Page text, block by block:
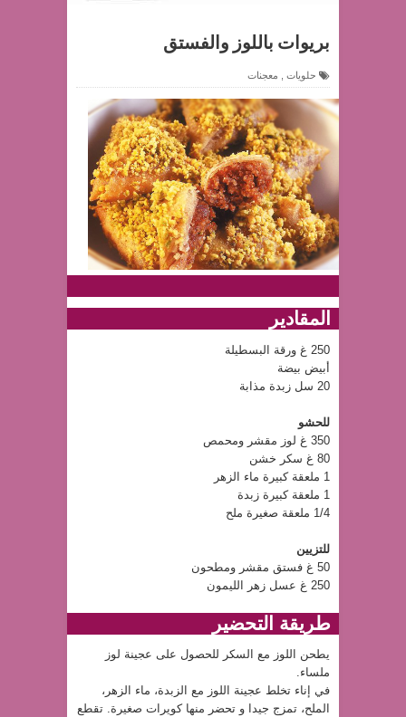
بريوات باللوز والفستق
حلويات معجنات
المقادير
250 غ ورقة البسطيلة
أبيض بيضة
20 سل زبدة مذابة
للحشو
350 غ لوز مقشر ومحمص
80 غ سكر خشن
1 ملعقة كبيرة ماء الزهر
1 ملعقة كبيرة زبدة
1/4 ملعقة صغيرة ملح
للتزيين
50 غ فستق مقشر ومطحون
250 غ عسل زهر الليمون
طريقة التحضير
يطحن اللوز مع السكر للحصول على عجينة لوز
ملساء.
في إناء تخلط عجينة اللوز مع الزبدة، ماء الزهر،
الملح، تمزج جيدا و تحضر منها كويرات صغيرة. تقطع